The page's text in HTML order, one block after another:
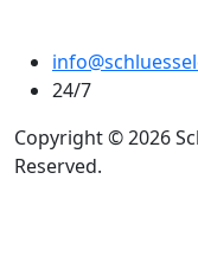
24/7
Copyright © 2026
Reserved.